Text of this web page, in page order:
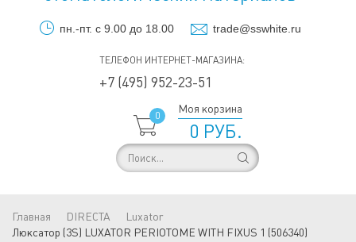
пн.-пт. с 9.00 до 18.00 trade@sswhite.ru
ТЕЛЕФОН ИНТЕРНЕТ-МАГАЗИНА:
+7 (495) 952-23-51
0
Моя корзина
0 РУБ.
Главная DIRECTA
Luxator
Люксатор (3S) LUXATOR PERIOTOME WITH FIXUS 1 (506340)